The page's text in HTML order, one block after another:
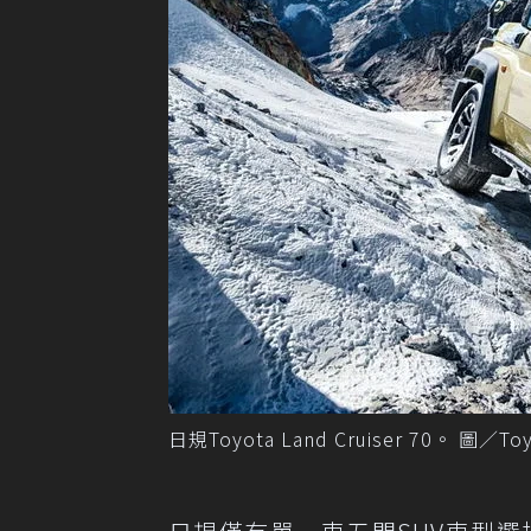
日規Toyota Land Cruiser 70。 圖／